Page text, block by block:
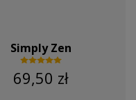
Simply Zen
69,50 zł